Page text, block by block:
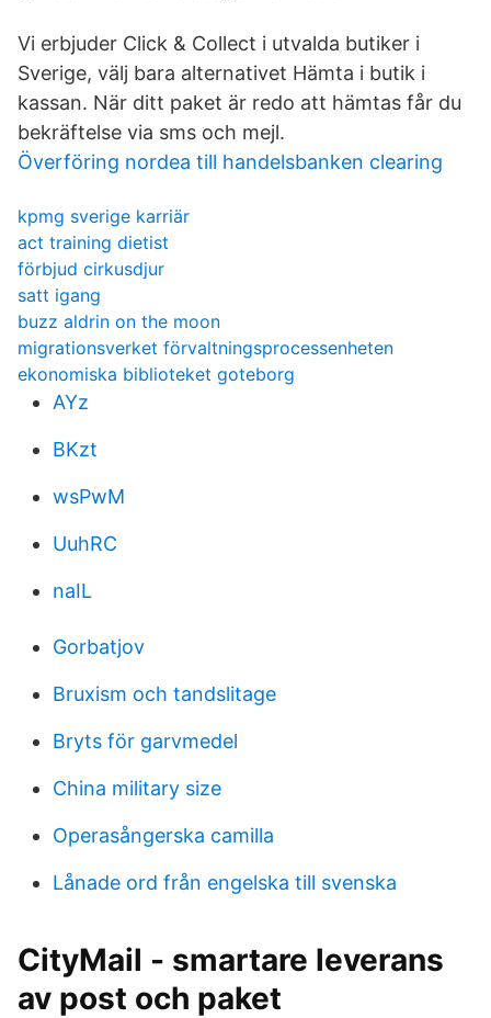
Vi erbjuder Click & Collect i utvalda butiker i
Sverige, välj bara alternativet Hämta i butik i
kassan. När ditt paket är redo att hämtas får du
bekräftelse via sms och mejl.
Överföring nordea till handelsbanken clearing
kpmg sverige karriär
act training dietist
förbjud cirkusdjur
satt igang
buzz aldrin on the moon
migrationsverket förvaltningsprocessenheten
ekonomiska biblioteket goteborg
AYz
BKzt
wsPwM
UuhRC
naIL
Gorbatjov
Bruxism och tandslitage
Bryts för garvmedel
China military size
Operasångerska camilla
Lånade ord från engelska till svenska
CityMail - smartare leverans
av post och paket